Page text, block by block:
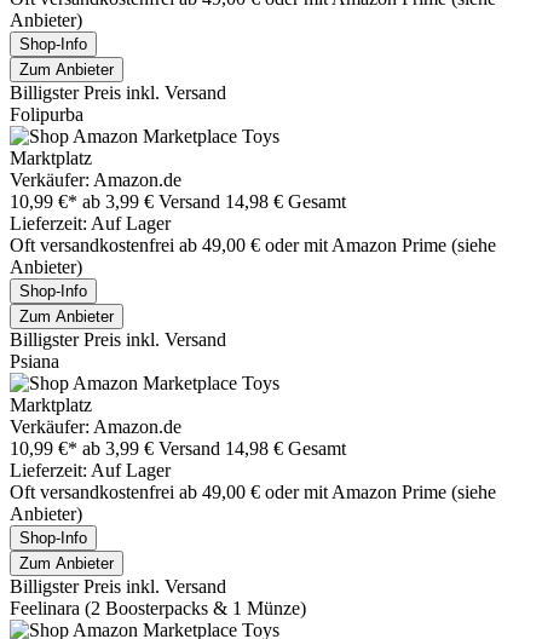
Anbieter)
Shop-Info
Zum Anbieter
Billigster Preis inkl. Versand
Folipurba
Marktplatz
Verkäufer: Amazon.de
10,99 €* ab 3,99 € Versand 14,98 € Gesamt
Lieferzeit: Auf Lager
Oft versandkostenfrei ab 49,00 € oder mit Amazon Prime (siehe
Anbieter)
Shop-Info
Zum Anbieter
Billigster Preis inkl. Versand
Psiana
Marktplatz
Verkäufer: Amazon.de
10,99 €* ab 3,99 € Versand 14,98 € Gesamt
Lieferzeit: Auf Lager
Oft versandkostenfrei ab 49,00 € oder mit Amazon Prime (siehe
Anbieter)
Shop-Info
Zum Anbieter
Billigster Preis inkl. Versand
Feelinara (2 Boosterpacks & 1 Münze)